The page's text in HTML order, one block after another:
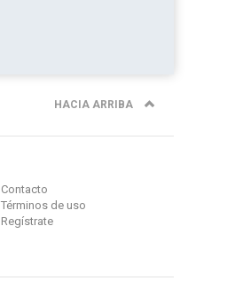
HACIA ARRIBA
Contacto
Términos de uso
Regístrate